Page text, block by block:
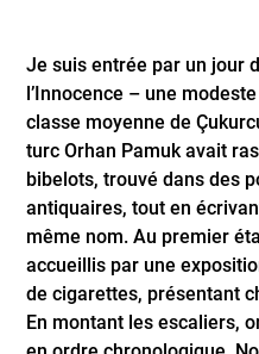
Je suis entrée par un jour
l’Innocence – une
classe moyenne de
turc Orhan Pamuk avait
bibelots, trouvé dans des
antiquaires, tout en
même nom. Au premier
accueillis par une
de cigarettes, présentant
En montant les escaliers,